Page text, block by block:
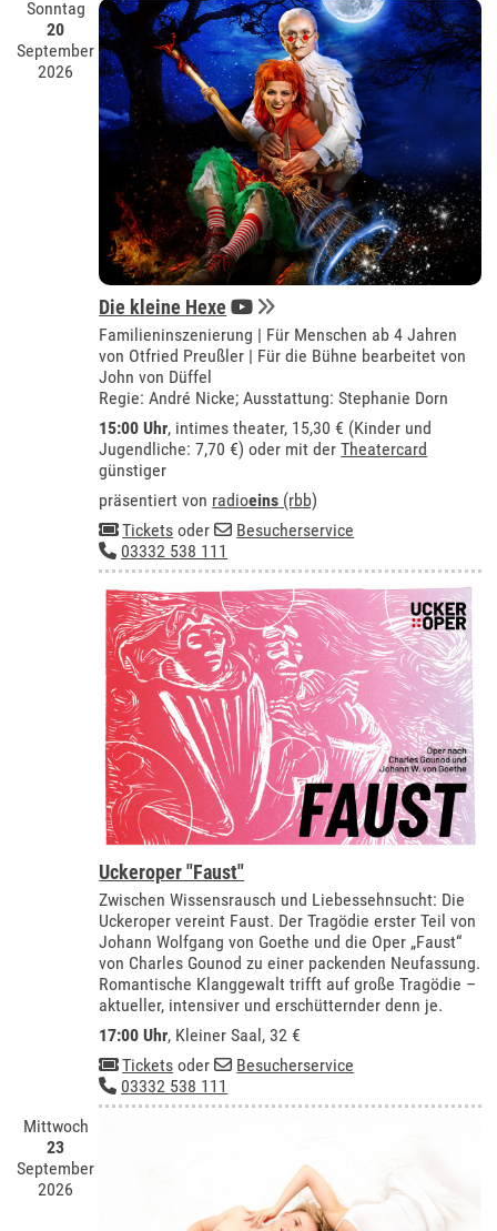
Sonntag
20
September
2026
Die kleine Hexe
Familieninszenierung | Für Menschen ab 4 Jahren
von Otfried Preußler | Für die Bühne bearbeitet von
John von Düffel
Regie: André Nicke; Ausstattung: Stephanie Dorn
15:00 Uhr, intimes theater, 15,30 € (Kinder und
Jugendliche: 7,70 €) oder mit derTheatercard
günstiger
präsentiert von radioeins (rbb)
Tickets oder
Besucherservice
03332 538 111
Uckeroper "Faust"
Zwischen Wissensrausch und Liebessehnsucht: Die
Uckeroper vereint Faust. Der Tragödie erster Teil von
Johann Wolfgang von Goethe und die Oper „Faust“
von Charles Gounod zu einer packenden Neufassung.
Romantische Klanggewalt trifft auf große Tragödie –
aktueller, intensiver und erschütternder denn je.
17:00 Uhr, Kleiner Saal , 32 €
Tickets oder
Besucherservice
03332 538 111
Mittwoch
23
September
2026